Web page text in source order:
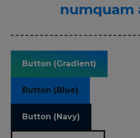
numquam
Button (Gradient)
Button (Blue)
Button (Navy)